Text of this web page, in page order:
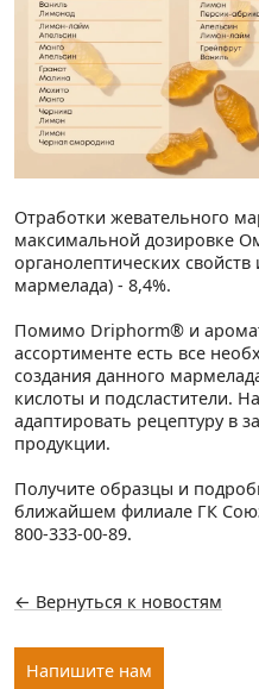
Отработки жевательного
максимальной дозировке
органолептических
мармелада) - 8,4%.
Помимо Driphorm® и
ассортименте есть все
создания данного
кислоты и подсластители.
адаптировать рецептуру в
продукции.
Получите образцы и
ближайшем филиале ГК
800-333-00-89.
← Вернуться к новостям
Напишите нам